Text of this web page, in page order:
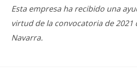
Esta empresa ha recibido una
virtud de la convocatoria de
Navarra.